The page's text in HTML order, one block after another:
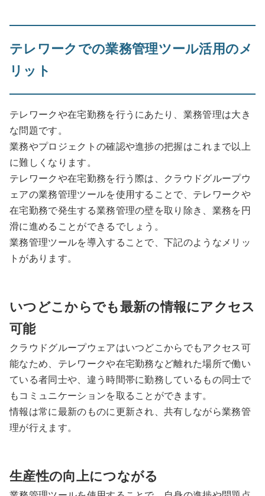
テレワークでの業務管理ツール活用のメ
リット
テレワークや在宅勤務を行うにあたり、業務管理は大き
な問題です。
業務やプロジェクトの確認や進捗の把握はこれまで以上
に難しくなります。
テレワークや在宅勤務を行う際は、クラウドグループウ
ェアの業務管理ツールを使用することで、テレワークや
在宅勤務で発生する業務管理の壁を取り除き、業務を円
滑に進めることができるでしょう。
業務管理ツールを導入することで、下記のようなメリッ
トがあります。
いつどこからでも最新の情報にアクセス
可能
クラウドグループウェアはいつどこからでもアクセス可
能なため、テレワークや在宅勤務など離れた場所で働い
ている者同士や、違う時間帯に勤務しているもの同士で
もコミュニケーションを取ることができます。
情報は常に最新のものに更新され、共有しながら業務管
理が行えます。
生産性の向上につながる